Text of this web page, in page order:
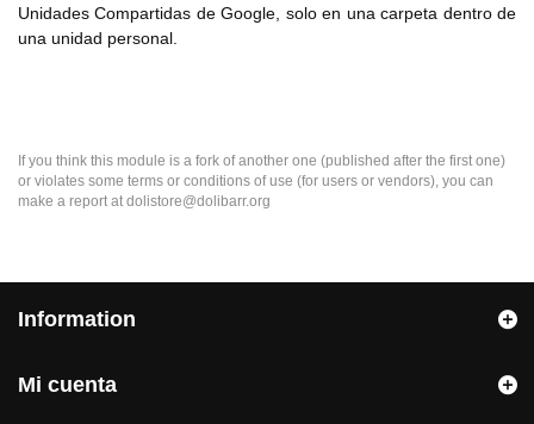
Unidades Compartidas de Google, solo en una carpeta dentro de
una unidad personal.
If you think this module is a fork of another one (published after the first one)
or violates some terms or conditions of use (for users or vendors), you can
make a report at dolistore@dolibarr.org
Information
Mi cuenta